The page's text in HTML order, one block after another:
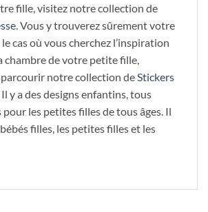
fille, visitez notre collection de
. Vous y trouverez sûrement votre
cas où vous cherchez l’inspiration
chambre de votre petite fille,
parcourir notre collection deStickers
Il y a des designs enfantins, tous
les petites filles de tous âges. Il
filles, les petites filles et les